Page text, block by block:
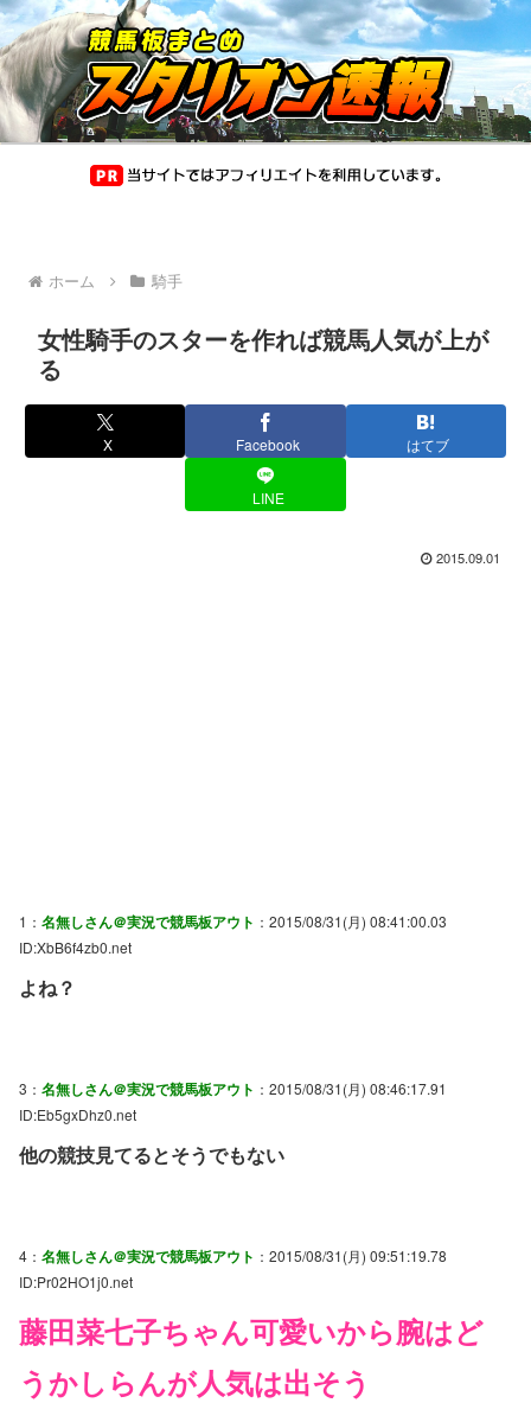
ホーム 騎手
女性騎手のスターを作れば競馬人気が上が
る
X Facebook はてブ
LINE
2015.09.01
1： 名無しさん＠実況で競馬板アウト ：2015/08/31(月) 08:41:00.03
ID:XbB6f4zb0.net
よね？
3： 名無しさん＠実況で競馬板アウト ：2015/08/31(月) 08:46:17.91
ID:Eb5gxDhz0.net
他の競技見てるとそうでもない
4： 名無しさん＠実況で競馬板アウト ：2015/08/31(月) 09:51:19.78
ID:Pr02HO1j0.net
藤田菜七子ちゃん可愛いから腕はど
うかしらんが人気は出そう